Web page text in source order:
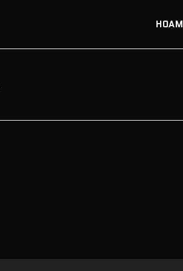
HOAM